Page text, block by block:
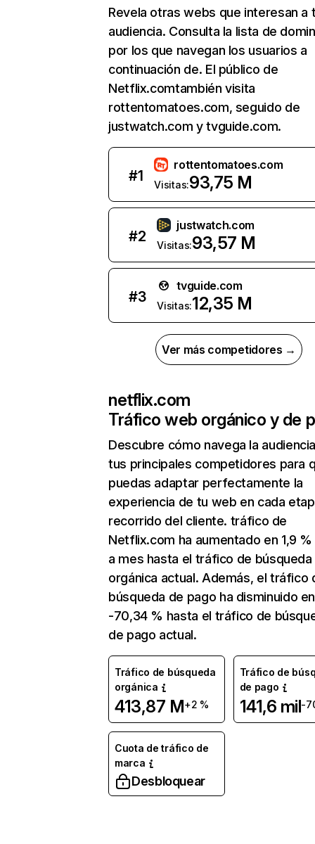
Revela otras webs que interesan a
audiencia. Consulta la lista de
por los que navegan los usuarios a
continuación de. El público de
Netflix.comtambién visita
rottentomatoes.com, seguido de
justwatch.com y tvguide.com.
#1
rottentomatoes.com
Visitas:93,75 M
#2
justwatch.com
Visitas:93,57 M
#3
tvguide.com
Visitas:12,35 M
Ver más competidores →
netflix.com
Tráfico web orgánico y de
Descubre cómo navega la
tus principales competidores para
puedas adaptar perfectamente la
experiencia de tu web en cada
recorrido del cliente. tráfico de
Netflix.com ha aumentado en 1,9
a mes hasta el tráfico de búsqueda
orgánica actual. Además, el tráfico
búsqueda de pago ha disminuido en
-70,34 % hasta el tráfico de
de pago actual.
Tráfico de búsqueda
orgánica
413,87 M+2 %
Tráfico de
de pago
141,6 mil-
Cuota de tráfico de
marca
Desbloquear